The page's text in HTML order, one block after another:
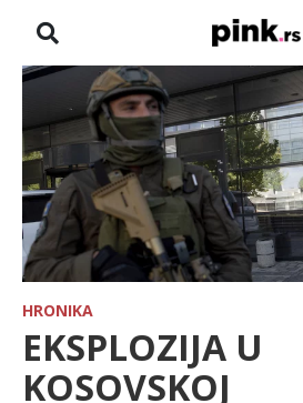
NASLOVNA
VESTI
ZADRUGA
SHOWBIZ
HRONIKA
FARMERI
HRONIKA
EKSPLOZIJA U
KOSOVSKOJ